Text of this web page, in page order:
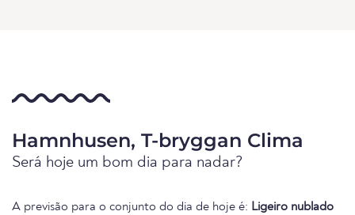
Hamnhusen, T-bryggan Clima
Será hoje um bom dia para nadar?
A previsão para o conjunto do dia de hoje é: Ligeiro nublado